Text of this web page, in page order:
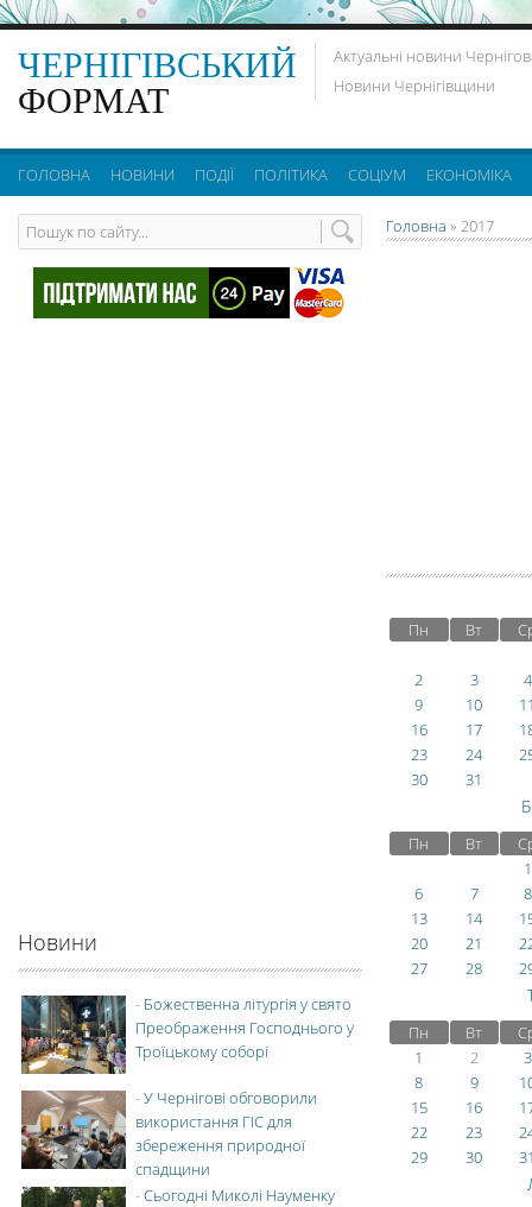
ЧЕРНІГІВСЬКИЙ
ФОРМАТ
Актуальні новини
Новини Чернігівщини
ГОЛОВНА НОВИНИ ПОДІЇ ПОЛІТИКА СОЦІУМ ЕКОНОМІКА
Головна » 2017
Пн Вт
2 3
4
9
10
16
17
23
24
30
31
Пн Вт
1
6
7
8
13
14
20
21
27
28
Пн Вт
1
2
3
8
9
15
16
22
23
29
30
Новини
- Божественна літургія у свято
Преображення Господнього у
Троїцькому соборі
-У Чернігові обговорили
використання ГІС для
збереження природної
спадщини
-Сьогодні Миколі Науменку